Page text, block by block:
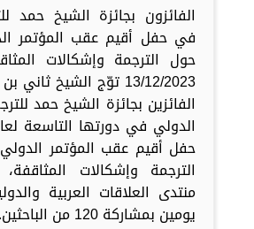
الفائزون بجائزة الشيخ حمد
في حفل أقيم عقب المؤتمر
حول الترجمة وإشكالات
13/12/2023 توّج الشيخ
الفائزين بجائزة الشيخ حمد
حفل أقيم عقب المؤتمر
الترجمة وإشكالات
منتدى العلاقات العربية
يومين بمشاركة 120 من الباحثين...